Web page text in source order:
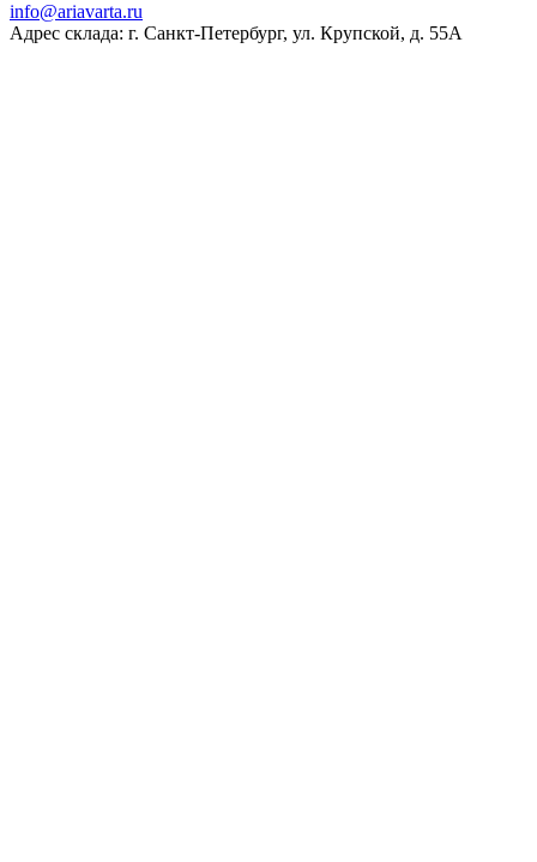
ur.atravaira@ofni
Адрес склада: г. Санкт-Петербург, ул. Крупской, д. 55А